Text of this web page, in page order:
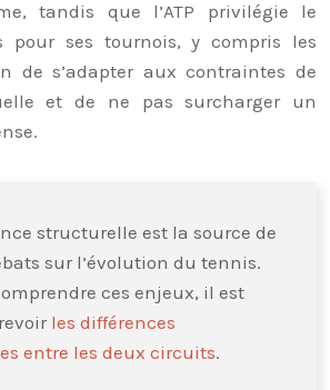
tandis que l’ATP privilégie le
pour ses tournois, y compris les
de s’adapter aux contraintes de
et de ne pas surcharger un
structurelle est la source de
sur l’évolution du tennis.
ces enjeux, il est
les différences
entre les deux circuits.